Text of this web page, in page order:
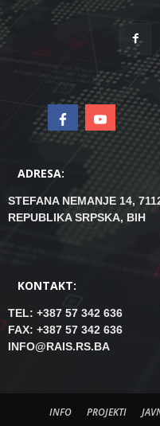
ADRESA:
STEFANA NEMANJE 14,
REPUBLIKA SRPSKA, BIH
KONTAKT:
TEL: +387 57 342 636
FAX: +387 57 342 636
INFO@RAIS.RS.BA
INFO PROJEKTI